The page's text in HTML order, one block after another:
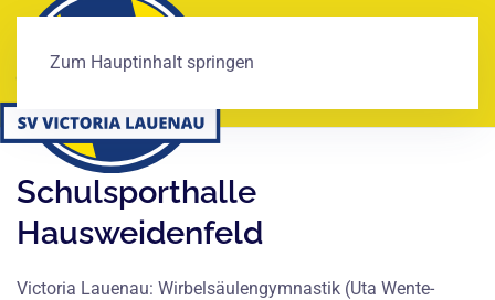
Zum Hauptinhalt springen
Schulsporthalle
Hausweidenfeld
Victoria Lauenau: Wirbelsäulengymnastik (Uta Wente-